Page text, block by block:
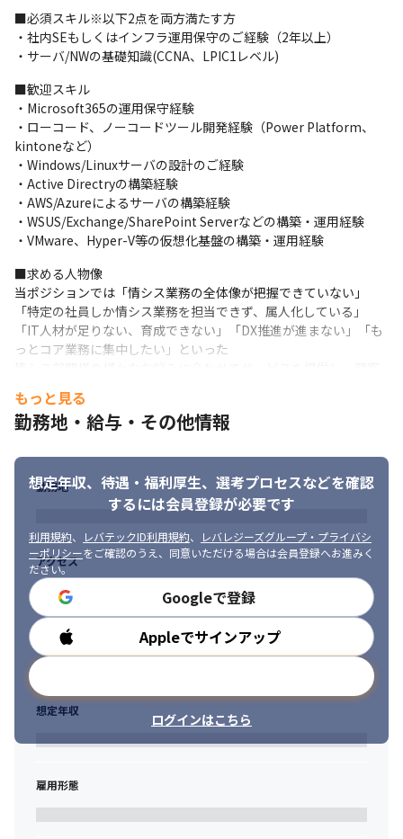
・インフラ/システム運用保守：社内インフラ(ネットワークやサー
バ)、システム（基幹、業務）の運用保守を対応します。
具体例 日々の定型的な作業、アカウント作成など
・インフラ/システム設計構築：社内インフラ(ネットワークやサー
バ)、システム（基幹、業務)の設計構築を対応します。
具体的 基本設計～詳細設計の作成、検証、構築など
・デジタル化、DX推進：社内のデジタル化、DX推進のため、ツー
ル選定、導入支援などを対応します。
【取引先について】
関西の中小～大手企業まで、様々な業界・規模の情シス部門様が
クライアントです。
（業界例 官公庁、製造業、鉄道、学校法人、不動産、飲食など）
社内には複数の情シス案件があるため、案件を越えてナレッジを
共有し合い皆で知見を広げています。
★チーム制での配属です。リーダーや先輩と共に案件に取り組む
ことができます。
【この仕事のポイント】
◆二人三脚で顧客に貢献できます！
で顧客全体への課題解決・価値貢献が可能。やりがいもひとしお
です。
きます！
サーバ、ネットワーク、クライアント、アプリケーションなど
複数の領域に携わることができ、
(AI、RPA、BIなど)
◆さまざまな業界業種のお客様をご支援します！
エンジニアとしての知見を培うことはもちろん、業界ごとの特
性も知ることができます。
◆ゆくゆくはIT戦略・企画の立案等もお任せします！
情シスの上流工程であるIT戦略・IT企画の立案や実行を担うた
めの人材として必要な能力を身につけられます。
■担当職種の変更の範囲：
会社の定める職種（出向を命じることがあり、その場合は出向
■必須スキル※以下2点を両方満たす方
・社内SEもしくはインフラ運用保守のご経験（2年以上）
・サーバ/NWの基礎知識(CCNA、LPIC1レベル)
■歓迎スキル
・Microsoft365の運用保守経験
・ローコード、ノーコードツール開発経験（Power Platform、
kintoneなど）
・Windows/Linuxサーバの設計のご経験
・Active Directryの構築経験
・AWS/Azureによるサーバの構築経験
・WSUS/Exchange/SharePoint Serverなどの構築・運用経験
・VMware、Hyper-V等の仮想化基盤の構築・運用経験
■求める人物像
当ポジションでは「情シス業務の全体像が把握できていない」
「特定の社員しか情シス業務を担当できず、属人化している」
「IT人材が足りない、育成できない」「DX推進が進まない」「も
っとコア業務に集中したい」といった
多種多様な顧客のご支援を通じて、ITスキルはもちろん
ことが可能です。
限られた予算や人員で社内DX推進に尽力した経験があり、情シス
部門様のお悩みについて身をもって感じている方、
経験を活かして、より発展的な仕事や上流工程にチャレンジでき
る環境を探している方、
ネットワークだけ、サーバだけ、ではなく幅広い経験を積み多角
的に顧客に貢献したい方、
技術革新が早い現代において常に変化する顧客の状況やニーズに
合わせて最新のツールや技術に挑戦したい方は
ぜひご応募ください！一緒に働けることを楽しみにしています！
もっと見る
勤務地・給与・その他情報
想定年収、待遇・福利厚生、 選考プロセスなどを確認
するには会員登録が必要です
利用規約、 レバテックID利用規約、
レバレジーズグループ・プライバシ
ーポリシーをご確認のうえ、同意いただける場合は会員登録へお進みく
ださい。
Googleで登録
Appleでサインアップ
ログインはこちら
勤務地
アクセス
勤務時間
想定年収
雇用形態